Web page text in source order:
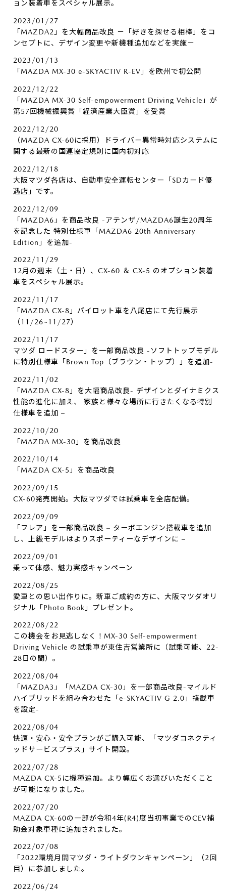
ョン装着車をスペシャル展示。
2023/01/27
「MAZDA2」を大幅商品改良 －「好きを探せる相棒」をコ
ンセプトに、デザイン変更や新機種追加などを実施－
2023/01/13
「MAZDA MX-30 e-SKYACTIV R-EV」を欧州で初公開
2022/12/22
「MAZDA MX-30 Self-empowerment Driving Vehicle」が
第57回機械振興賞「経済産業大臣賞」を受賞
2022/12/20
（MAZDA CX-60に採用）ドライバー異常時対応システムに
関する最新の国連協定規則に国内初対応
2022/12/18
大阪マツダ各店は、自動車安全運転センター「SDカード優
遇店」です。
2022/12/09
「MAZDA6」を商品改良 -アテンザ/MAZDA6誕生20周年
を記念した 特別仕様車「MAZDA6 20th Anniversary
Edition」を追加-
2022/11/29
12月の週末（土・日）、CX-60 ＆ CX-5 のオプション装着
車をスペシャル展示。
2022/11/17
「MAZDA CX-8」パイロット車を八尾店にて先行展示
（11/26~11/27）
2022/11/17
マツダ ロードスター」を一部商品改良 -ソフトトップモデル
に特別仕様車「Brown Top（ブラウン・トップ）」を追加-
2022/11/02
「MAZDA CX-8」を大幅商品改良- デザインとダイナミクス
性能の進化に加え、 家族と様々な場所に行きたくなる特別
仕様車を追加 –
2022/10/20
「MAZDA MX-30」を商品改良
2022/10/14
「MAZDA CX-5」を商品改良
2022/09/15
CX-60発売開始。大阪マツダでは試乗車を全店配備。
2022/09/09
「フレア」を一部商品改良 – ターボエンジン搭載車を追加
し、上級モデルはよりスポーティーなデザインに –
2022/09/01
乗って体感、魅力実感キャンペーン
2022/08/25
愛車との思い出作りに。新車ご成約の方に、大阪マツダオリ
ジナル「Photo Book」プレゼント。
2022/08/22
この機会をお見逃しなく！MX-30 Self-empowerment
Driving Vehicle の試乗車が東住吉営業所に（試乗可能、22-
28日の間）。
2022/08/04
「MAZDA3」「MAZDA CX-30」を一部商品改良-マイルド
ハイブリッドを組み合わせた「e-SKYACTIV G 2.0」搭載車
を設定-
2022/08/04
快適・安心・安全プランがご購入可能、「マツダコネクティ
ッドサービスプラス」サイト開設。
2022/07/28
MAZDA CX-5に機種追加。より幅広くお選びいただくこと
が可能になりました。
2022/07/20
MAZDA CX-60の一部が令和4年(R4)度当初事業でのCEV補
助金対象車種に追加されました。
2022/07/08
「2022環境月間マツダ・ライトダウンキャンペーン」（2回
目）に参加しました。
2022/06/24